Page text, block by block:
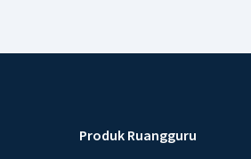
Produk Ruangguru